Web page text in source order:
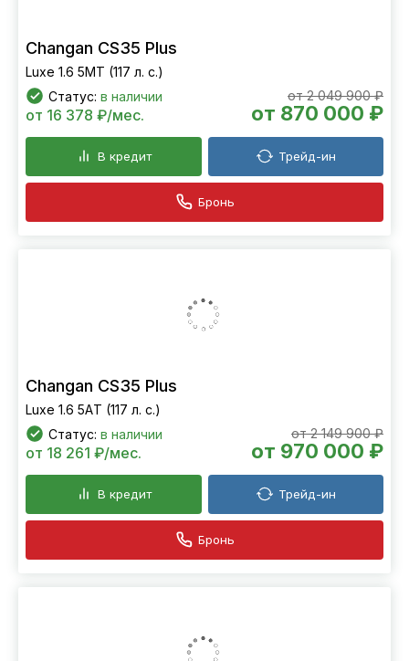
Changan CS35 Plus
Luxe 1.6 5MT (117 л. с.)
Статус: в наличии от 2 049 900 ₽
от 870 000 ₽
от 16 378 ₽/мес.
В кредит Трейд-ин
Бронь
Changan CS35 Plus
Luxe 1.6 5АT (117 л. с.)
Статус: в наличии от 2 149 900 ₽
от 970 000 ₽
от 18 261 ₽/мес.
В кредит Трейд-ин
Бронь